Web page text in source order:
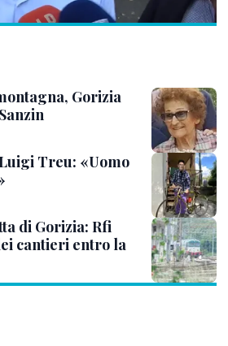
Gorizia
Treu: «Uomo
di Gorizia: Rfi
cantieri entro la